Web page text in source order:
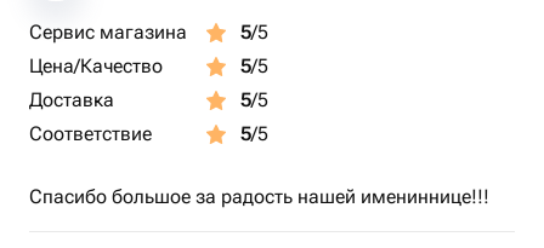
Сервис магазина 5/5
Цена/Качество
5/5
Доставка
5/5
Соответствие
5/5
Спасибо большое за радость нашей имениннице!!!